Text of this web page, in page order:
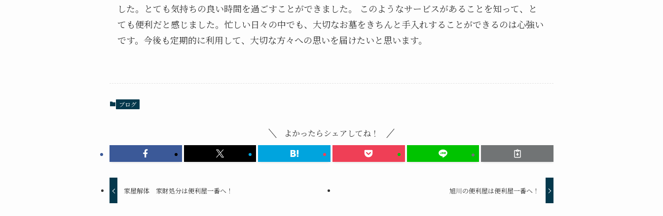
した。とても気持ちの良い時間を過ごすことができました。 このようなサービスがあることを知って、と
ても便利だと感じました。忙しい日々の中でも、大切なお墓をきちんと手入れすることができるのは心強い
です。今後も定期的に利用して、大切な方々への思いを届けたいと思います。
ブログ
よかったらシェアしてね！
家屋解体 家財処分は便利屋一番へ！ 旭川の便利屋は便利屋一番へ！